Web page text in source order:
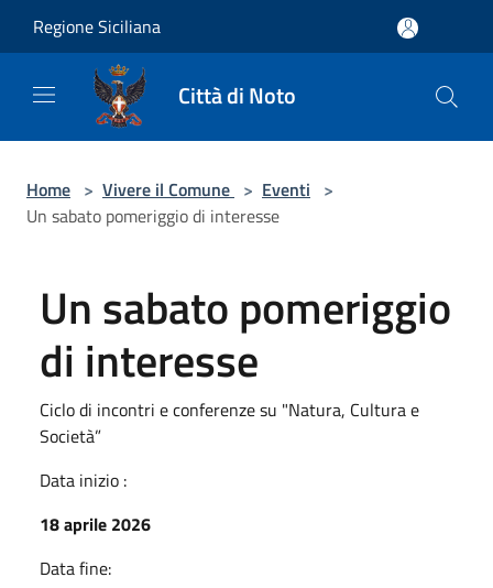
Regione Siciliana
Città di Noto
Home > Vivere il Comune > Eventi >
Un sabato pomeriggio di interesse
Un sabato pomeriggio
di interesse
Ciclo di incontri e conferenze su "Natura, Cultura e
Società”
Data inizio :
18 aprile 2026
Data fine: